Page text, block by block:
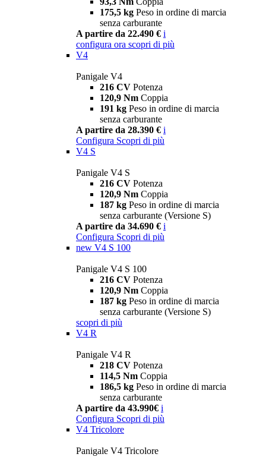
175,5 kg Peso in ordine di marcia
senza carburante
A partire da 22.490 € i
configura ora scopri di più
V4
Panigale V4
216 CV Potenza
120,9 Nm Coppia
191 kg Peso in ordine di marcia
senza carburante
A partire da 28.390 € i
Configura Scopri di più
V4 S
Panigale V4 S
216 CV Potenza
120,9 Nm Coppia
187 kg Peso in ordine di marcia
senza carburante (Versione S)
A partire da 34.690 € i
Configura Scopri di più
new V4 S 100
Panigale V4 S 100
216 CV Potenza
120,9 Nm Coppia
187 kg Peso in ordine di marcia
senza carburante (Versione S)
scopri di più
V4 R
Panigale V4 R
218 CV Potenza
114,5 Nm Coppia
186,5 kg Peso in ordine di marcia
senza carburante
A partire da 43.990€ i
Configura Scopri di più
V4 Tricolore
Panigale V4 Tricolore